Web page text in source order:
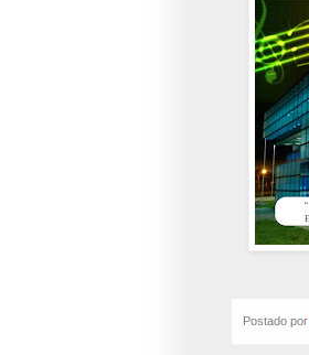
Postado por